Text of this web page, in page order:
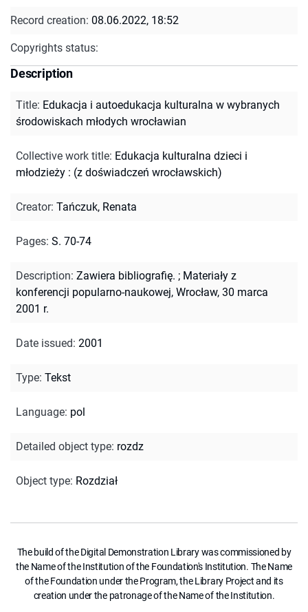
Record creation: 08.06.2022, 18:52
Copyrights status:
Description
Title: Edukacja i autoedukacja kulturalna w wybranych
środowiskach młodych wrocławian
Collective work title: Edukacja kulturalna dzieci i
młodzieży : (z doświadczeń wrocławskich)
Creator: Tańczuk, Renata
Pages: S. 70-74
Description: Zawiera bibliografię. ; Materiały z
konferencji popularno-naukowej, Wrocław, 30 marca
2001 r.
Date issued: 2001
Type: Tekst
Language: pol
Detailed object type: rozdz
Object type: Rozdział
The build of the Digital Demonstration Library was commissioned by
the Name of the Institution of the Foundation's Institution. The Name
of the Foundation under the Program, the Library Project and its
creation under the patronage of the Name of the Institution.